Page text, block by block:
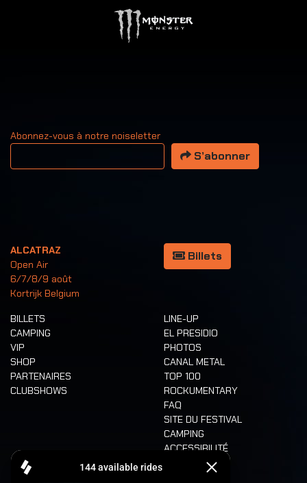
Abonnez-vous à notre noiseletter
Votre adresse email
S’abonner
ALCATRAZ
Open Air
6/7/8/9 août
Kortrijk Belgium
Billets
BILLETS
CAMPING
VIP
SHOP
PARTENAIRES
CLUBSHOWS
LINE-UP
EL PRESIDIO
PHOTOS
CANAL METAL
TOP 100
ROCKUMENTARY
FAQ
SITE DU FESTIVAL
CAMPING
ACCESSIBILITÉ
CASHLESS